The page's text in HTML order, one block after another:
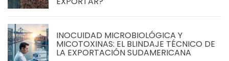
INOCUIDAD MICROBIOLÓGICA Y
MICOTOXINAS: EL BLINDAJE TÉCNICO DE
LA EXPORTACIÓN SUDAMERICANA